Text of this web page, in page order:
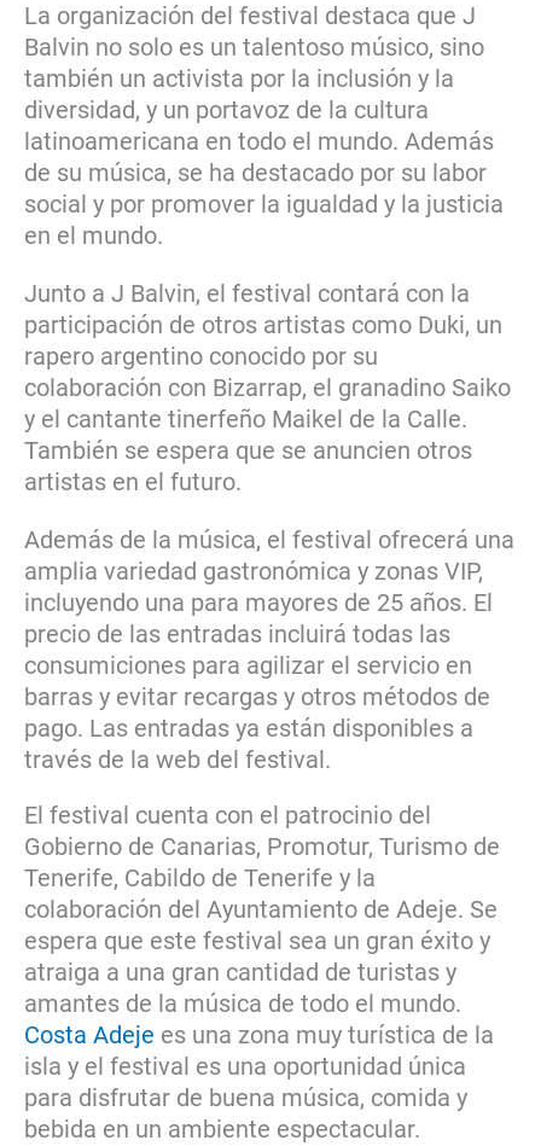
La organización del festival destaca que J
Balvin no solo es un talentoso músico, sino
también un activista por la inclusión y la
diversidad, y un portavoz de la cultura
latinoamericana en todo el mundo. Además
de su música, se ha destacado por su labor
social y por promover la igualdad y la justicia
en el mundo.
Junto a J Balvin, el festival contará con la
participación de otros artistas como Duki, un
rapero argentino conocido por su
colaboración con Bizarrap, el granadino Saiko
y el cantante tinerfeño Maikel de la Calle.
También se espera que se anuncien otros
artistas en el futuro.
Además de la música, el festival ofrecerá una
amplia variedad gastronómica y zonas VIP,
incluyendo una para mayores de 25 años. El
precio de las entradas incluirá todas las
consumiciones para agilizar el servicio en
barras y evitar recargas y otros métodos de
pago. Las entradas ya están disponibles a
través de la web del festival.
El festival cuenta con el patrocinio del
Gobierno de Canarias, Promotur, Turismo de
Tenerife, Cabildo de Tenerife y la
colaboración del Ayuntamiento de Adeje. Se
espera que este festival sea un gran éxito y
atraiga a una gran cantidad de turistas y
amantes de la música de todo el mundo.
Costa Adeje es una zona muy turística de la
isla y el festival es una oportunidad única
para disfrutar de buena música, comida y
bebida en un ambiente espectacular.